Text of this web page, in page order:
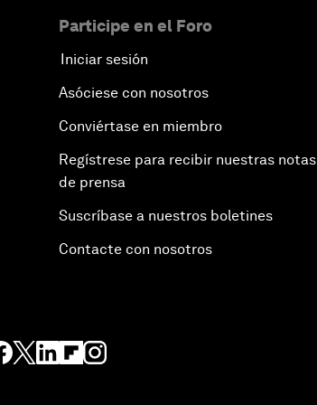
Participe en el Foro
Iniciar sesión
Asóciese con nosotros
Conviértase en miembro
Regístrese para recibir nuestras notas
de prensa
Suscríbase a nuestros boletines
Contacte con nosotros